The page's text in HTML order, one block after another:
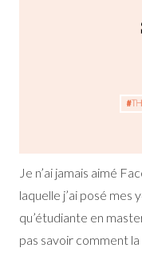
Je n’ai jamais aimé
laquelle j’ai posé mes
qu’étudiante en
pas savoir comment